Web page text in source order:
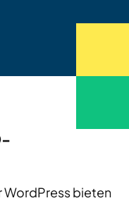
WordPress bieten